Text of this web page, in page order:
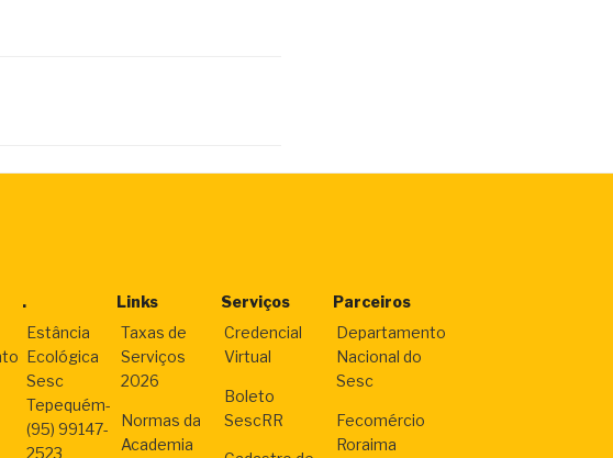
.
Estância
Ecológica
Sesc
Tepequém-
(95) 99147-
2523
Links
Taxas de
Serviços
2026
Normas da
Academia
Serviços
Credencial
Virtual
Boleto
SescRR
Parceiros
Departamento
Nacional do
Sesc
Fecomércio
Roraima